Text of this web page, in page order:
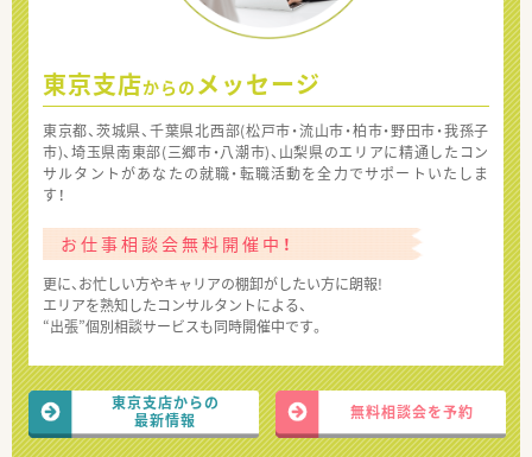
東京支店からの メッセージ
東京都、茨城県、千葉県北西部(松戸市・流山市・柏市・野田市・我孫子
市)、埼玉県南東部(三郷市・八潮市)、山梨県のエリアに精通したコン
サルタントがあなたの就職・転職活動を全力でサポートいたしま
す！
お仕事相談会無料開催中！
更に、お忙しい方やキャリアの棚卸がしたい方に朗報!
エリアを熟知したコンサルタントによる、
“出張”個別相談サービスも同時開催中です。
東京支店からの
最新情報
無料相談会を予約